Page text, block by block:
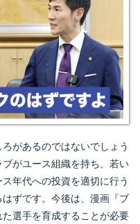
があるのではないでしょう
がユース組織を持ち、若い
年代への投資を適切に行う
ずです。今後は、漫画『ブ
選手を育成することが必要